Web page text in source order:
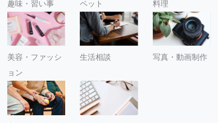
趣味・習い事 ペット 料理
美容・ファッシ
ョン
生活相談 写真・動画制作